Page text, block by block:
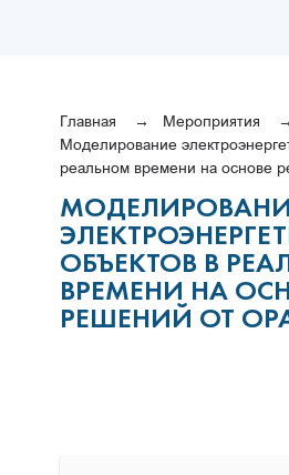
Главная
Мероприятия
Моделирование
реальном времени на основе
ОБЪЕКТОВ В
ВРЕМЕНИ НА
РЕШЕНИЙ ОТ